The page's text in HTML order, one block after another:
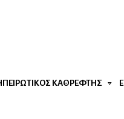
ΚΑΘΡΈΦΤΗΣ